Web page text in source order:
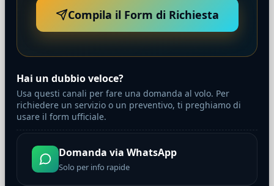
Compila il Form di Richiesta
Hai un dubbio veloce?
Usa questi canali per fare una domanda al volo. Per
richiedere un servizio o un preventivo, ti preghiamo di
usare il form ufficiale.
Domanda via WhatsApp
Solo per info rapide